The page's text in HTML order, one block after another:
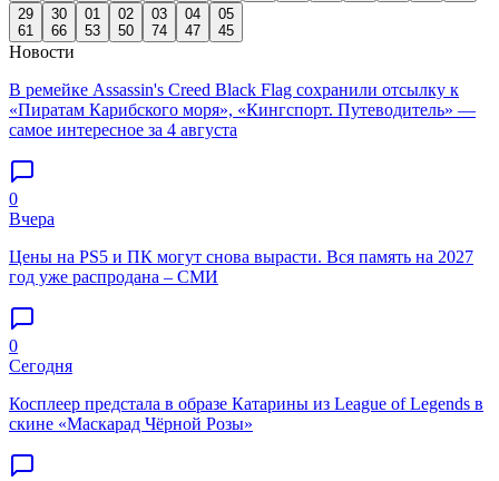
29
61
30
66
01
53
02
50
03
74
04
47
05
45
Новости
В ремейке Assassin's Creed Black Flag сохранили отсылку к
«Пиратам Карибского моря», «Кингспорт. Путеводитель» —
самое интересное за 4 августа
0
Вчера
Цены на PS5 и ПК могут снова вырасти. Вся память на 2027
год уже распродана – СМИ
0
Сегодня
Косплеер предстала в образе Катарины из League of Legends в
скине «Маскарад Чёрной Розы»